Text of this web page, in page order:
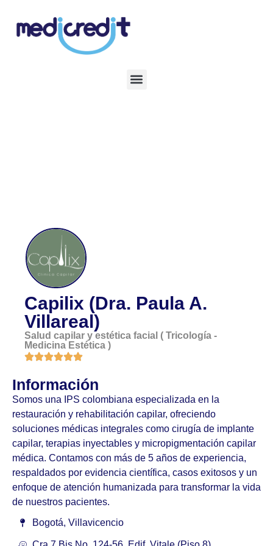
Capilix (Dra. Paula A.
Villareal)
Salud capilar y estética facial ( Tricología -
Medicina Estética )
Información
Somos una IPS colombiana especializada en la
restauración y rehabilitación capilar, ofreciendo
soluciones médicas integrales como cirugía de implante
capilar, terapias inyectables y micropigmentación capilar
médica. Contamos con más de 5 años de experiencia,
respaldados por evidencia científica, casos exitosos y un
enfoque de atención humanizada para transformar la vida
de nuestros pacientes.
Bogotá, Villavicencio